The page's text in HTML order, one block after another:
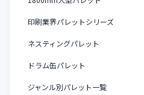
印刷業界パレットシリーズ
ネスティングパレット
ドラム缶パレット
ジャンル別パレット一覧